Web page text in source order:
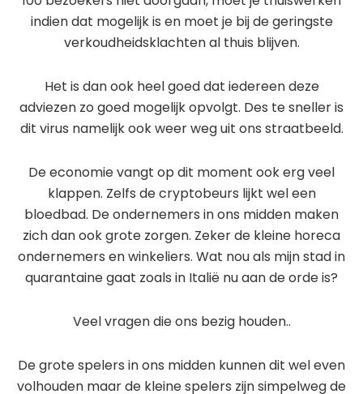
indien dat mogelijk is en moet je bij de geringste
verkoudheidsklachten al thuis blijven.
Het is dan ook heel goed dat iedereen deze
adviezen zo goed mogelijk opvolgt. Des te sneller is
dit virus namelijk ook weer weg uit ons straatbeeld.
De economie vangt op dit moment ook erg veel
klappen. Zelfs de cryptobeurs lijkt wel een
bloedbad. De ondernemers in ons midden maken
zich dan ook grote zorgen. Zeker de kleine horeca
ondernemers en winkeliers. Wat nou als mijn stad in
quarantaine gaat zoals in Italië nu aan de orde is?
Veel vragen die ons bezig houden..
De grote spelers in ons midden kunnen dit wel even
volhouden maar de kleine spelers zijn simpelweg de